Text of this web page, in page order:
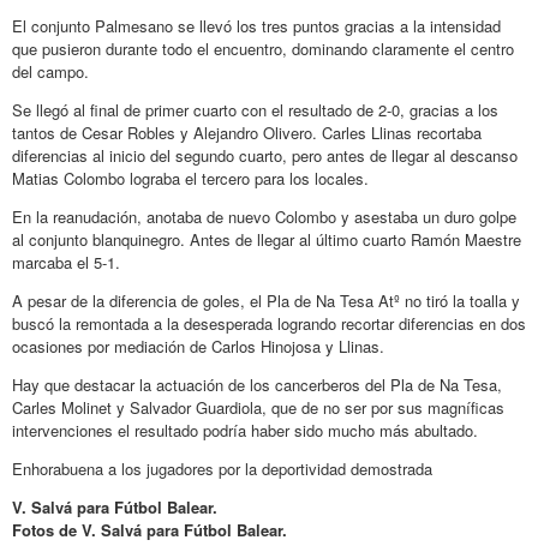
El conjunto Palmesano se llevó los tres puntos gracias a la intensidad
que pusieron durante todo el encuentro, dominando claramente el centro
del campo.
Se llegó al final de primer cuarto con el resultado de 2-0, gracias a los
tantos de Cesar Robles y Alejandro Olivero. Carles Llinas recortaba
diferencias al inicio del segundo cuarto, pero antes de llegar al descanso
Matias Colombo lograba el tercero para los locales.
En la reanudación, anotaba de nuevo Colombo y asestaba un duro golpe
al conjunto blanquinegro. Antes de llegar al último cuarto Ramón Maestre
marcaba el 5-1.
A pesar de la diferencia de goles, el Pla de Na Tesa Atº no tiró la toalla y
buscó la remontada a la desesperada logrando recortar diferencias en dos
ocasiones por mediación de Carlos Hinojosa y Llinas.
Hay que destacar la actuación de los cancerberos del Pla de Na Tesa,
Carles Molinet y Salvador Guardiola, que de no ser por sus magníficas
intervenciones el resultado podría haber sido mucho más abultado.
Enhorabuena a los jugadores por la deportividad demostrada
V. Salvá para Fútbol Balear.
Fotos de V. Salvá para Fútbol Balear.